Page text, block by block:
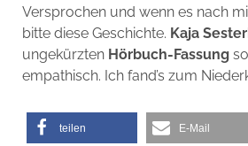
Versprochen und wenn es nach
bitte diese Geschichte. Kaja
ungekürzten Hörbuch-Fassung
empathisch. Ich fand’s zum
teilen E-Mail